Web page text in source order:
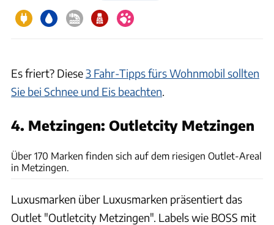
Es friert? Diese3 Fahr-Tipps fürs Wohnmobil sollten
Sie bei Schnee und Eis beachten.
4. Metzingen: Outletcity Metzingen
Outletcity Metzingen
Über 170 Marken finden sich auf dem riesigen Outlet-Areal
in Metzingen.
Luxusmarken über Luxusmarken präsentiert das
Outlet "Outletcity Metzingen". Labels wie BOSS mit